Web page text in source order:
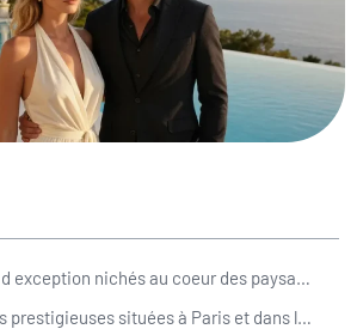
Les domaines d exception nichés au coeur des paysages du sud de la France
Les résidences prestigieuses situées à Paris et dans les départements voisins